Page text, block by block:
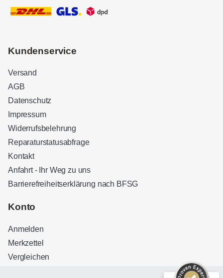
Kundenservice
Versand
AGB
Datenschutz
Impressum
Widerrufsbelehrung
Reparaturstatusabfrage
Kontakt
Anfahrt - Ihr Weg zu uns
Barrierefreiheitserklärung nach BFSG
Konto
Anmelden
Merkzettel
Vergleichen
Kundenbewertungen und Erfahrungen zu
32
Bewertungen auf